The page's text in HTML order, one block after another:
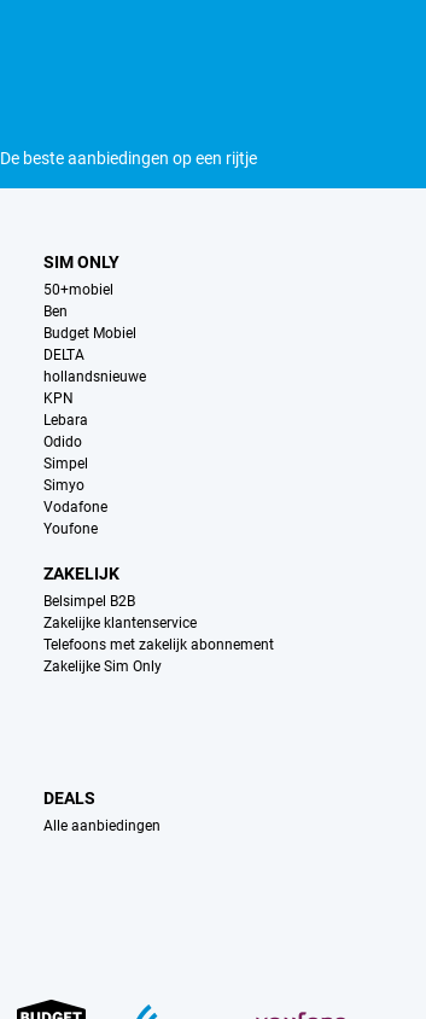
De beste aanbiedingen op een rijtje
SIM ONLY
50+mobiel
Ben
Budget Mobiel
DELTA
hollandsnieuwe
KPN
Lebara
Odido
Simpel
Simyo
Vodafone
Youfone
ZAKELIJK
Belsimpel B2B
Zakelijke klantenservice
Telefoons met zakelijk abonnement
Zakelijke Sim Only
DEALS
Alle aanbiedingen